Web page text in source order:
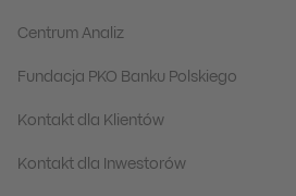
Centrum Analiz
Fundacja PKO Banku Polskiego
Kontakt dla Klientów
Kontakt dla Inwestorów